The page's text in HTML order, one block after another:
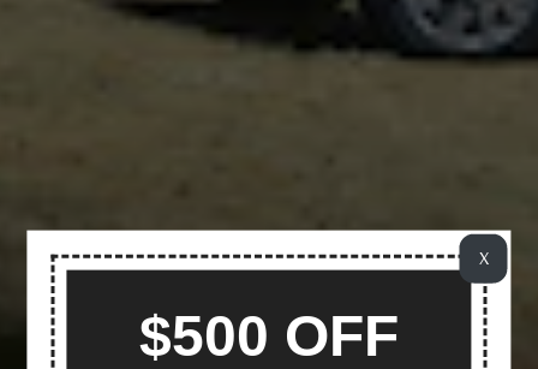
X
$500 OFF